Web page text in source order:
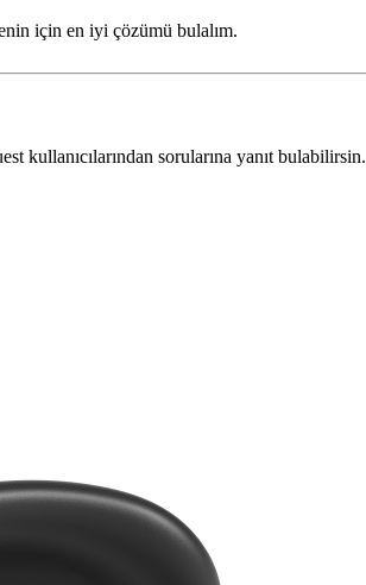
için en iyi çözümü bulalım.
kullanıcılarından sorularına yanıt bulabilirsin.